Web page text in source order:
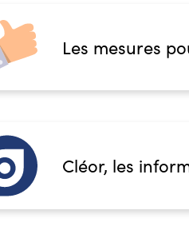
Les mesures
Cléor, les